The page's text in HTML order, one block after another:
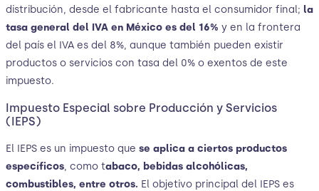
distribución, desde el fabricante hasta el consumidor final; la
tasa general del IVA en México es del 16% y en la frontera
del país el IVA es del 8%, aunque también pueden existir
productos o servicios con tasa del 0% o exentos de este
impuesto.
Impuesto Especial sobre Producción y Servicios
(IEPS)
El IEPS es un impuesto que se aplica a ciertos productos
específicos, como tabaco, bebidas alcohólicas,
combustibles, entre otros. El objetivo principal del IEPS es